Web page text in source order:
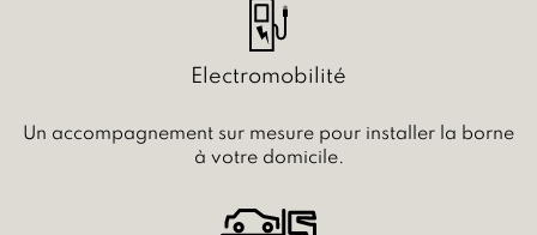
Electromobilité
Un accompagnement sur mesure pour installer la borne
à votre domicile.